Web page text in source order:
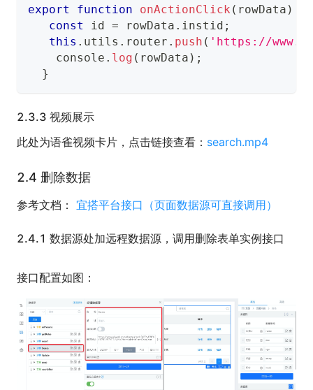
export function onActionClick ( rowData )
const
id = rowData . instid ;
this . utils . router . push ( 'https://
console . log ( rowData ) ;
}
2.3.3 视频展示
此处为语雀视频卡片，点击链接查看： search.mp4
2.4 删除数据
参考文档： 宜搭平台接口（页面数据源可直接调用）
2.4.1 数据源处加远程数据源，调用删除表单实例接口
接口配置如图：